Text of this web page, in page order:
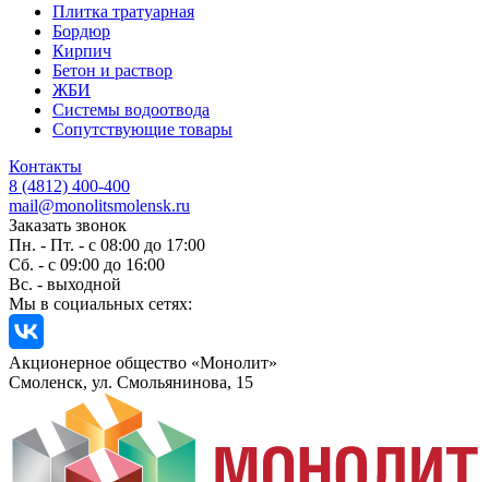
Плитка тратуарная
Бордюр
Кирпич
Бетон и раствор
ЖБИ
Системы водоотвода
Сопутствующие товары
Контакты
8 (4812) 400-400
mail@monolitsmolensk.ru
Заказать звонок
Пн. - Пт. - с 08:00 до 17:00
Сб. - с 09:00 до 16:00
Вс. - выходной
Мы в социальных сетях:
Акционерное общество «Монолит»
Смоленск, ул. Смольянинова, 15